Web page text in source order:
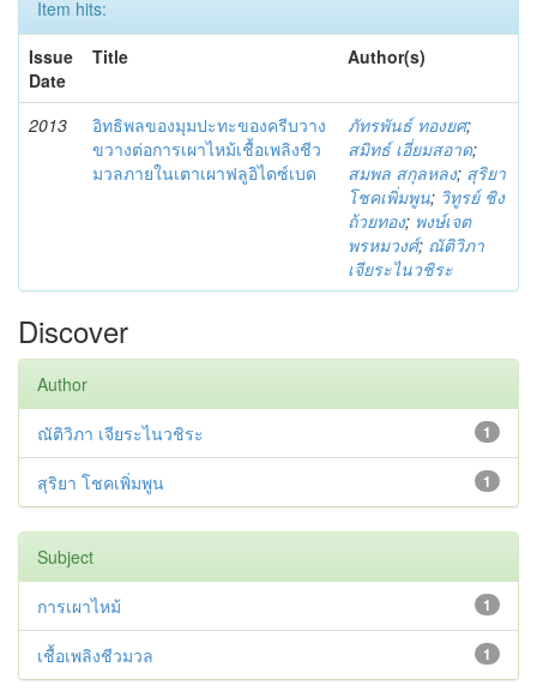
Item hits:
Issue
Date
Title Author(s)
2013
อิทธิพลของมุมปะทะของครีบวาง
ขวางต่อการเผาไหม้เชื้อเพลิงชีว
มวลภายในเตาเผาฟลูอิไดซ์เบด
ภัทรพันธ์ ทองยศ;
สมิทธ์ เอี่ยมสอาด;
สมพล สกุลหลง; สุริยา
โชคเพิ่มพูน; วิทูรย์ ชิง
ถ้วยทอง; พงษ์เจต
พรหมวงศ์; ณัติวิภา
เจียระไนวชิระ
Discover
Author
1
ณัติวิภา เจียระไนวชิระ
1
สุริยา โชคเพิ่มพูน
Subject
1
การเผาไหม้
1
เชื้อเพลิงชีวมวล